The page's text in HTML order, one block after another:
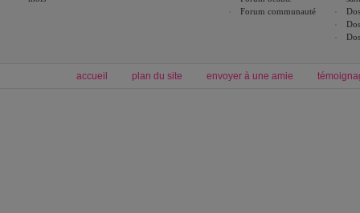
Forum communauté
accueil plan du site envoyer à une amie